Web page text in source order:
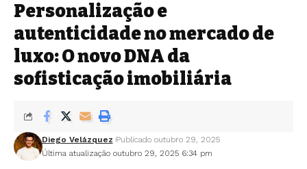
Personalização e
autenticidade no mercado de
luxo: O novo DNA da
sofisticação imobiliária
Última atualização outubro 29, 2025 6:34 pm
Diego Velázquez Publicado outubro 29, 2025